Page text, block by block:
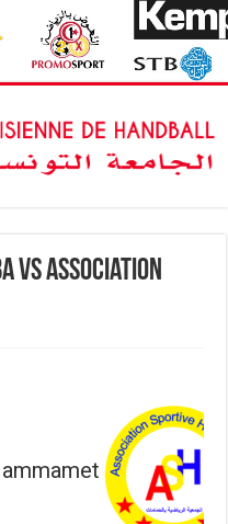
vs Association